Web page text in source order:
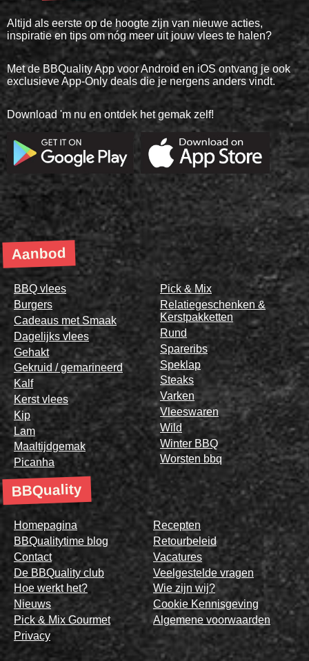
Altijd als eerste op de hoogte zijn van nieuwe acties,
inspiratie en tips om nóg meer uit jouw vlees te halen?
Met de BBQuality App voor Android en iOS ontvang je ook
exclusieve App-Only deals die je nergens anders vindt.
Download 'm nu en ontdek het gemak zelf!
Aanbod
BBQ vlees
Burgers
Cadeaus met Smaak
Dagelijks vlees
Gehakt
Gekruid / gemarineerd
Kalf
Kerst vlees
Kip
Lam
Maaltijdgemak
Picanha
Pick & Mix
Relatiegeschenken &
Kerstpakketten
Rund
Spareribs
Speklap
Steaks
Varken
Vleeswaren
Wild
Winter BBQ
Worsten bbq
BBQuality
Homepagina
BBQualitytime blog
Contact
De BBQuality club
Hoe werkt het?
Nieuws
Pick & Mix Gourmet
Privacy
Recepten
Retourbeleid
Vacatures
Veelgestelde vragen
Wie zijn wij?
Cookie Kennisgeving
Algemene voorwaarden